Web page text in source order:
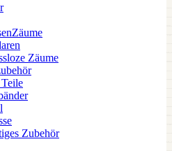
Zäume
Zubehör